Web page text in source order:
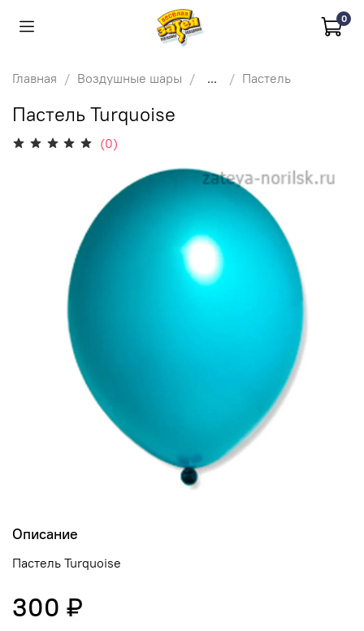
0
Главная Воздушные шары ... Пастель
Пастель Turquoise
(0)
Описание
Пастель Turquoise
300 ₽